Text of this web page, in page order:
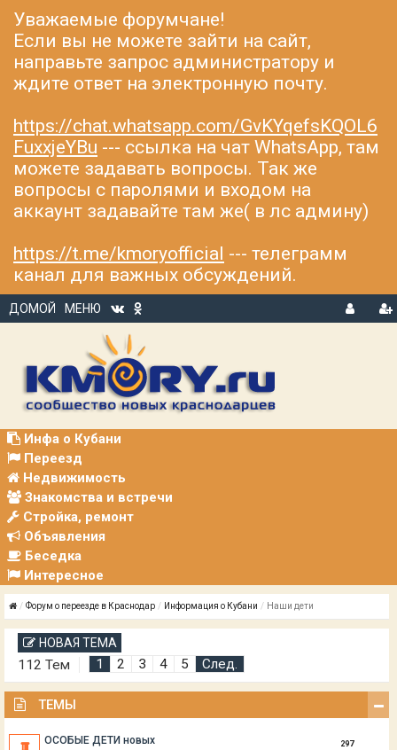
Уважаемые форумчане!
Если вы не можете зайти на сайт,
направьте запрос администратору и
ждите ответ на электронную почту.
https://chat.whatsapp.com/GvKYqefsKQOL6
FuxxjeYBu --- ссылка на чат WhatsApp, там
можете задавать вопросы. Так же
вопросы с паролями и входом на
аккаунт задавайте там же( в лс админу)
https://t.me/kmoryofficial --- телеграмм
канал для важных обсуждений.
ДОМОЙ
МЕНЮ
В
Р
Инфа о Кубани
Переезд
Недвижимость
Знакомства и встречи
Стройка, ремонт
Объявления
Беседка
Интересное
Форум о переезде в Краснодар Информация о Кубани Наши дети
НОВАЯ ТЕМА
112 Тем 1 2 3 4 5 След.
ТЕМЫ
ОСОБЫЕ ДЕТИ новых
297